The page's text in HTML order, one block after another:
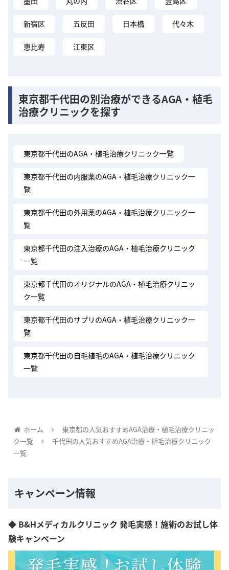
新宿区 五反田 日本橋 代々木
恵比寿 江東区
東京都千代田の別治療ができるAGA・植毛
治療クリニックを探す
東京都千代田のAGA・植毛治療クリニック一覧
東京都千代田の内服薬のAGA・植毛治療クリニック一
覧
東京都千代田の外用薬のAGA・植毛治療クリニック一
覧
東京都千代田の注入治療のAGA・植毛治療クリニック
一覧
東京都千代田のオリジナルのAGA・植毛治療クリニッ
ク一覧
東京都千代田のサプリのAGA・植毛治療クリニック一
覧
東京都千代田の自毛植毛のAGA・植毛治療クリニック
一覧
ホーム
東京都の人気おすすめAGA治療・植毛治療クリニッ
ク一覧
千代田の人気おすすめAGA治療・植毛治療クリニック
一覧
キャンペーン情報
◆ B&Hメディカルクリニック 発毛実感！施術のお試し体
験キャンペーン